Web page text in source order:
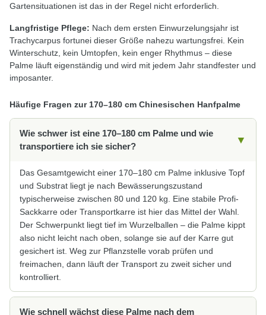
Gartensituationen ist das in der Regel nicht erforderlich.
Langfristige Pflege: Nach dem ersten Einwurzelungsjahr ist
Trachycarpus fortunei dieser Größe nahezu wartungsfrei. Kein
Winterschutz, kein Umtopfen, kein enger Rhythmus – diese
Palme läuft eigenständig und wird mit jedem Jahr standfester und
imposanter.
Häufige Fragen zur 170–180 cm Chinesischen Hanfpalme
Wie schwer ist eine 170–180 cm Palme und wie
transportiere ich sie sicher?
▼
Das Gesamtgewicht einer 170–180 cm Palme inklusive Topf
und Substrat liegt je nach Bewässerungszustand
typischerweise zwischen 80 und 120 kg. Eine stabile Profi-
Sackkarre oder Transportkarre ist hier das Mittel der Wahl.
Der Schwerpunkt liegt tief im Wurzelballen – die Palme kippt
also nicht leicht nach oben, solange sie auf der Karre gut
gesichert ist. Weg zur Pflanzstelle vorab prüfen und
freimachen, dann läuft der Transport zu zweit sicher und
kontrolliert.
Wie schnell wächst diese Palme nach dem